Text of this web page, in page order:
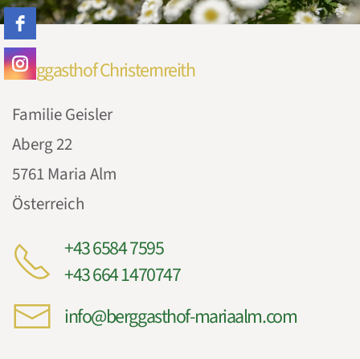
Berggasthof Christernreith
Familie Geisler
Aberg 22
5761 Maria Alm
Österreich
+43 6584 7595
+43 664 1470747
info@berggasthof-mariaalm.com